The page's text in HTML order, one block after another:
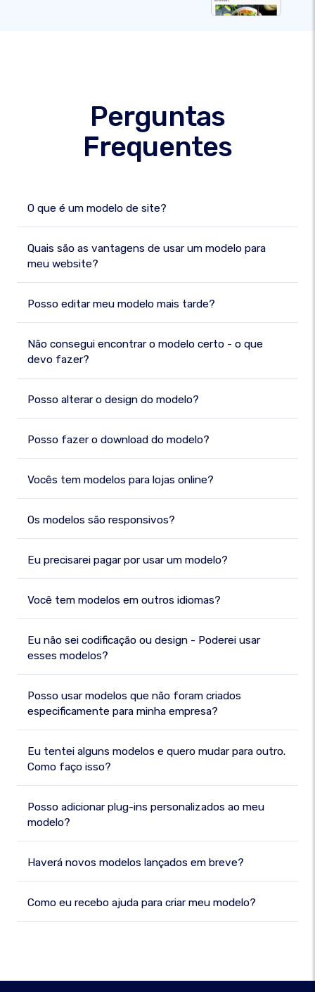
Perguntas
Frequentes
O que é um modelo de site?
Quais são as vantagens de usar um modelo para
meu website?
Posso editar meu modelo mais tarde?
Não consegui encontrar o modelo certo - o que
devo fazer?
Posso alterar o design do modelo?
Posso fazer o download do modelo?
Vocês tem modelos para lojas online?
Os modelos são responsivos?
Eu precisarei pagar por usar um modelo?
Você tem modelos em outros idiomas?
Eu não sei codificação ou design - Poderei usar
esses modelos?
Posso usar modelos que não foram criados
especificamente para minha empresa?
Eu tentei alguns modelos e quero mudar para outro.
Como faço isso?
Posso adicionar plug-ins personalizados ao meu
modelo?
Haverá novos modelos lançados em breve?
Como eu recebo ajuda para criar meu modelo?